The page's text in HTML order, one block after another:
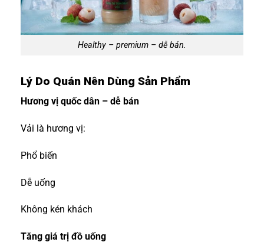
Healthy – premium – dễ bán.
Lý Do Quán Nên Dùng Sản Phẩm
Hương vị quốc dân – dễ bán
Vải là hương vị:
Phổ biến
Dễ uống
Không kén khách
Tăng giá trị đồ uống